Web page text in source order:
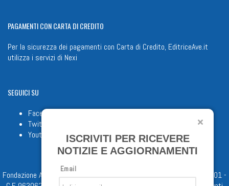
PAGAMENTICON CARTA DI CREDITO
Per la sicurezza dei pagamenti con Carta di Credito, EditriceAve.it
utilizza i servizi di Nexi
SEGUICISU
Facebook
Twitter
Youtube
Fondazione Apostolicam Actuositatem ETS © 2023 - P.I. 05398481001 -
ISCRIVITI PER RICEVERE
NOTIZIE E AGGIORNAMENTI
Email